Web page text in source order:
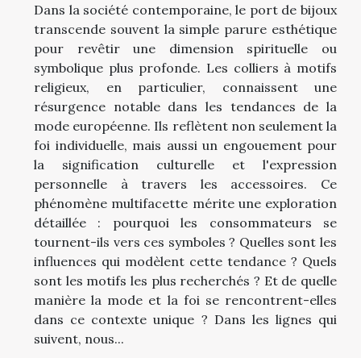
Dans la société contemporaine, le port de bijoux
transcende souvent la simple parure esthétique
pour revêtir une dimension spirituelle ou
symbolique plus profonde. Les colliers à motifs
religieux, en particulier, connaissent une
résurgence notable dans les tendances de la
mode européenne. Ils reflètent non seulement la
foi individuelle, mais aussi un engouement pour
la signification culturelle et l'expression
personnelle à travers les accessoires. Ce
phénomène multifacette mérite une exploration
détaillée : pourquoi les consommateurs se
tournent-ils vers ces symboles ? Quelles sont les
influences qui modèlent cette tendance ? Quels
sont les motifs les plus recherchés ? Et de quelle
manière la mode et la foi se rencontrent-elles
dans ce contexte unique ? Dans les lignes qui
suivent, nous...